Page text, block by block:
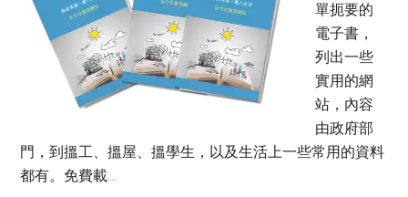
單扼要的
電子書，
列出一些
實用的網
站，內容
由政府部
門，到搵工、搵屋、搵學生，以及生活上一些常用的資料
都有。免費載…